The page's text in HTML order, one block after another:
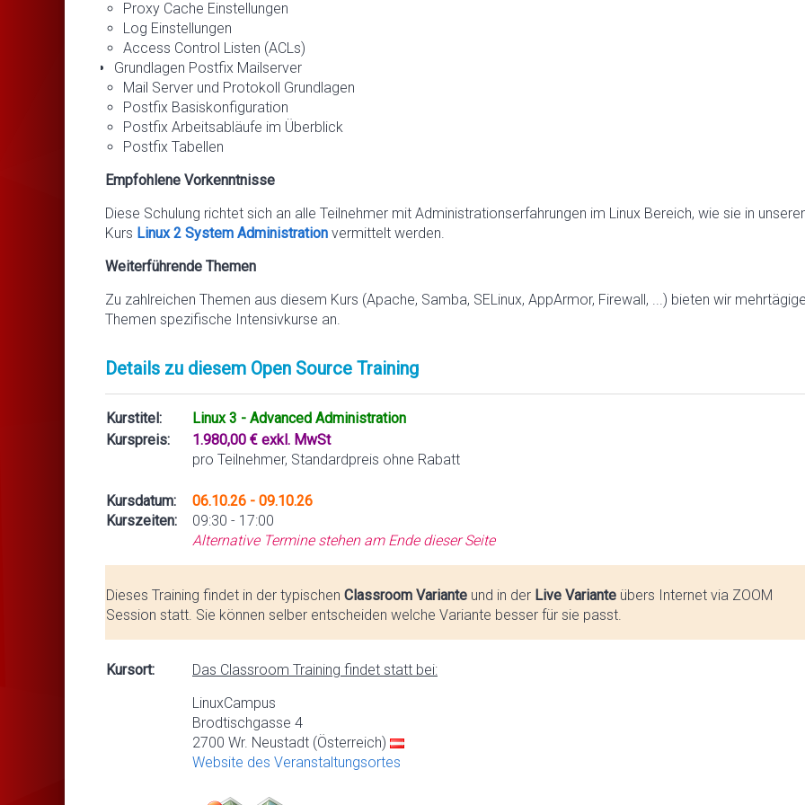
Proxy Cache Einstellungen
Log Einstellungen
Access Control Listen (ACLs)
Grundlagen Postfix Mailserver
Mail Server und Protokoll Grundlagen
Postfix Basiskonfiguration
Postfix Arbeitsabläufe im Überblick
Postfix Tabellen
Empfohlene Vorkenntnisse
Diese Schulung richtet sich an alle Teilnehmer mit Administrationserfahrungen im Linux Bereich, wie sie in
Kurs Linux 2 System Administration vermittelt werden.
Weiterführende Themen
Zu zahlreichen Themen aus diesem Kurs (Apache, Samba, SELinux, AppArmor, Firewall, ...) bieten wir
Themen spezifische Intensivkurse an.
Details zu diesem Open Source Training
Kurstitel:
Linux 3 - Advanced Administration
Kurspreis:
1.980,00 € exkl. MwSt
pro Teilnehmer, Standardpreis ohne Rabatt
Kursdatum:
Kurszeiten:
06.10.26 - 09.10.26
09:30 - 17:00
Alternative Termine stehen am Ende dieser Seite
Dieses Training findet in der typischen Classroom Variante und in der Live Variante übers Internet via ZOOM
Session statt. Sie können selber entscheiden welche Variante besser für sie passt.
Kursort:
Das Classroom Training findet statt bei:
LinuxCampus
Brodtischgasse 4
2700 Wr. Neustadt (Österreich)
Website des Veranstaltungsortes